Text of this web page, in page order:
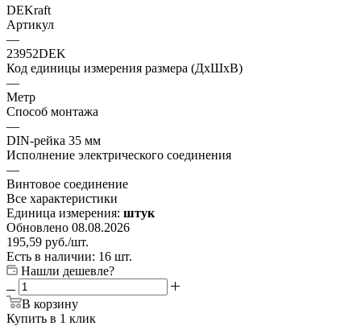
DEKraft
Артикул
—
23952DEK
Код единицы измерения размера (ДхШхВ)
—
Метр
Способ монтажа
—
DIN-рейка 35 мм
Исполнение электрического соединения
—
Винтовое соединение
Все характеристики
Единица измерения: штук
Обновлено 08.08.2026
195,59 руб./шт.
Есть в наличии: 16 шт.
Нашли дешевле?
В корзину
Купить в 1 клик